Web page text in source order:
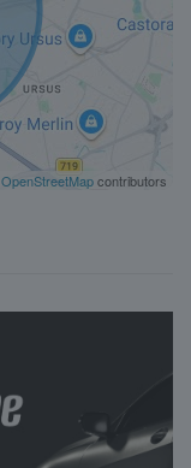
OpenStreetMapcontributors